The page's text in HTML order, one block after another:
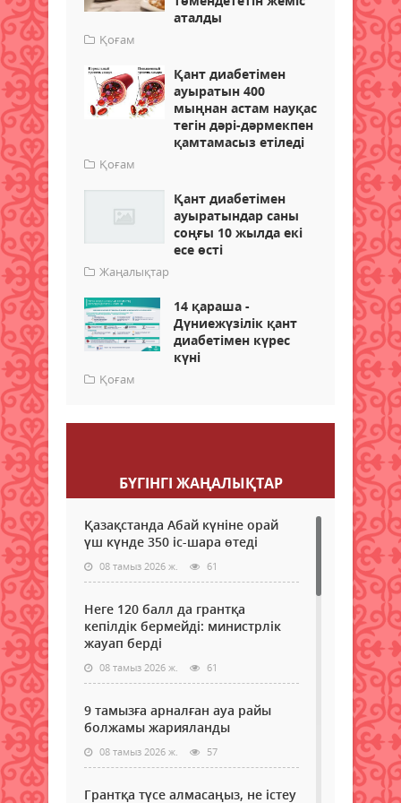
аталды
Қоғам
Қант диабетімен
ауыратын 400
мыңнан астам науқас
тегін дәрі-дәрмекпен
қамтамасыз етіледі
Қоғам
Қант диабетімен
ауыратындар саны
соңғы 10 жылда екі
есе өсті
Жаңалықтар
14 қараша -
Дүниежүзілік қант
диабетімен күрес
күні
Қоғам
БҮГІНГI ЖАҢАЛЫҚТАР
Қазақстанда Абай күніне орай
үш күнде 350 іс-шара өтеді
08 тамыз 2026 ж. 61
Неге 120 балл да грантқа
кепілдік бермейді: министрлік
жауап берді
08 тамыз 2026 ж. 61
9 тамызға арналған ауа райы
болжамы жарияланды
08 тамыз 2026 ж. 57
Грантқа түсе алмасаңыз, не істеу